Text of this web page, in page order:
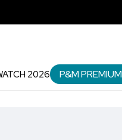
2026 P&M PREMIUM